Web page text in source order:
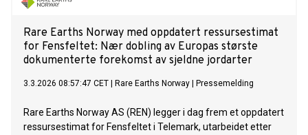
Rare Earths Norway med oppdatert ressursestimat
for Fensfeltet: Nær dobling av Europas største
dokumenterte forekomst av sjeldne jordarter
3.3.2026 08:57:47 CET Rare Earths Norway Pressemelding
Rare Earths Norway AS (REN) legger i dag frem et oppdatert
ressursestimat for Fensfeltet i Telemark, utarbeidet etter